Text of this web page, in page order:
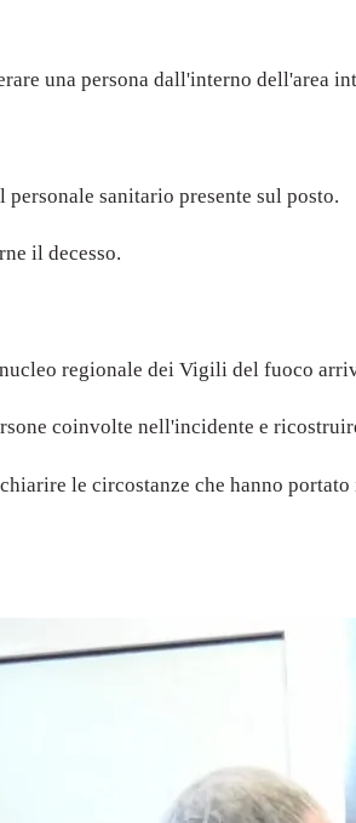
una persona dall'interno dell'area
sanitario presente sul posto.
il decesso.
regionale dei Vigili del fuoco
coinvolte nell'incidente e
le circostanze che hanno